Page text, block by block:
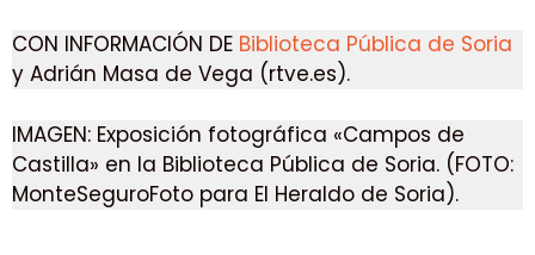
CON INFORMACIÓN DE Biblioteca Pública de Soria
y Adrián Masa de Vega (rtve.es).
IMAGEN: Exposición fotográfica «Campos de
Castilla» en la Biblioteca Pública de Soria. (FOTO:
MonteSeguroFoto para El Heraldo de Soria).